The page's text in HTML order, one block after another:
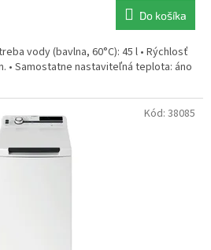
Do košíka
vody (bavlna, 60°C): 45 l • Rýchlosť
• Samostatne nastaviteľná teplota: áno
Kód: 38085